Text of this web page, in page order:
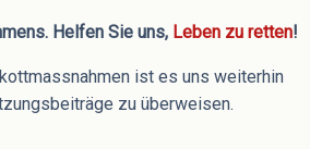
Helfen Sie uns, Leben zu retten!
ist es uns weiterhin
zu überweisen.